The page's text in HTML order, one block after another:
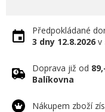
Předpokládané
3 dny 12.8.2026 v
Doprava již od
Balíkovna
Nákupem zboží